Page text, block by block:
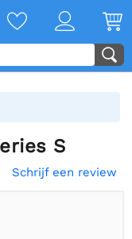
S
Schrijf een review